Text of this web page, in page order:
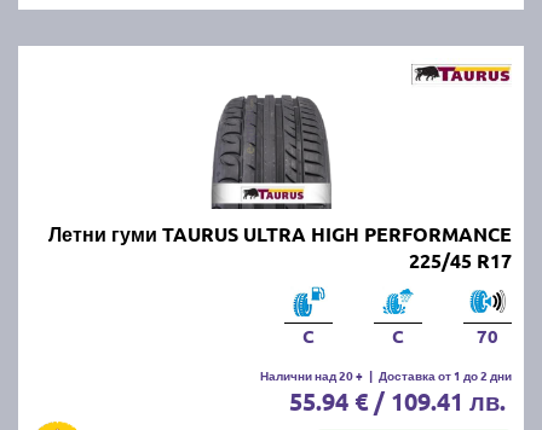
Летни гуми TAURUS ULTRA HIGH PERFORMANCE
225/45 R17
C C 70
Налични над 20 + | Доставка от 1 до 2 дни
55.94 € / 109.41 лв.